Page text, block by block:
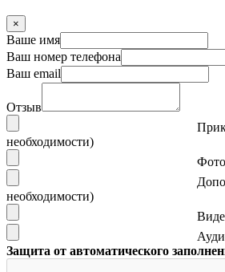
×
Ваше имя
Ваш номер телефона
Ваш email
Отзыв
необходимости)
необходимости)
Защита от автоматического